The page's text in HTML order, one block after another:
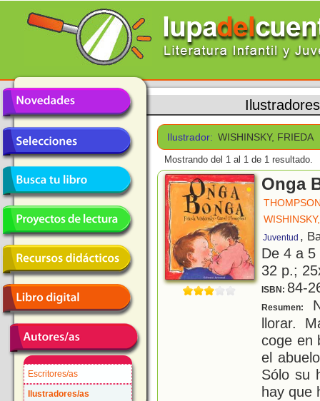
Escritores/as
Ilustradores/as
Ilustradores
Ilustrador: WISHINSKY, FRIEDA
Mostrando del 1 al 1 de 1 resultado.
Onga
Juventud ,
De 4 a
32 p.;
ISBN: 84-
Resumen:
llorar.
coge en
el
Sólo su
hay que